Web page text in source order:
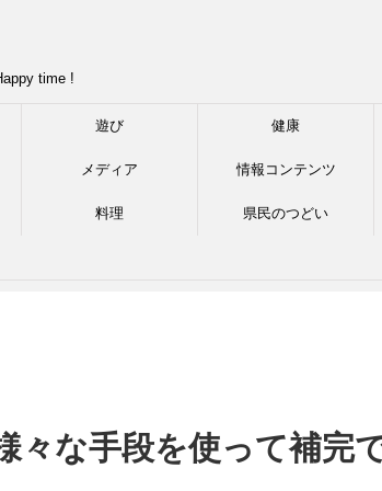
time !
遊び 健康
メディア 情報コンテンツ
料理 県民のつどい
々な手段を使って補完